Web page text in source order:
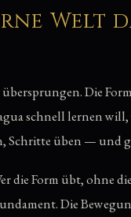
Welt
Die
schnell lernen
Schritte üben — und
die Form übt, ohne
Die